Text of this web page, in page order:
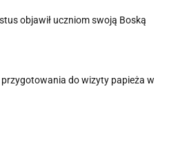
objawił uczniom swoją Boską
przygotowania do wizyty papieża w